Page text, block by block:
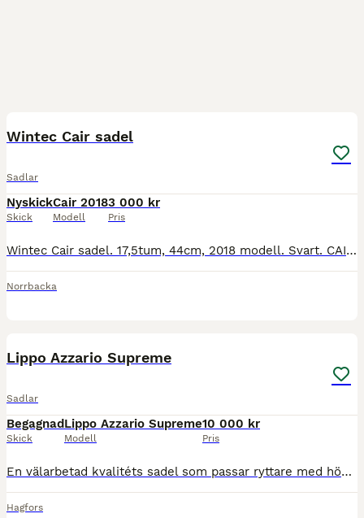
Wintec Cair sadel
Sadlar
Nyskick
Skick
Cair 2018
Modell
3 000 kr
Pris
Wintec Cair sadel. 17,5tum, 44cm, 2018 modell. Svart. CAIR-system: Luftkuddar i stället för vanlig stoppning som minskar tryckpunkter. Koppjärn: Lätt att byta bomvidd själv efter hästens form.
Norrbacka
Lippo Azzario Supreme
Sadlar
Begagnad
Skick
Lippo Azzario Supreme
Modell
10 000 kr
Pris
En välarbetad kvalitéts sadel som passar ryttare med höga krav. Den ger en nära känsla till hästen och mycket bra grepp för ryttaren. Det utbytbara koppjärnet gör att det passar många hästar och synte
Hagfors